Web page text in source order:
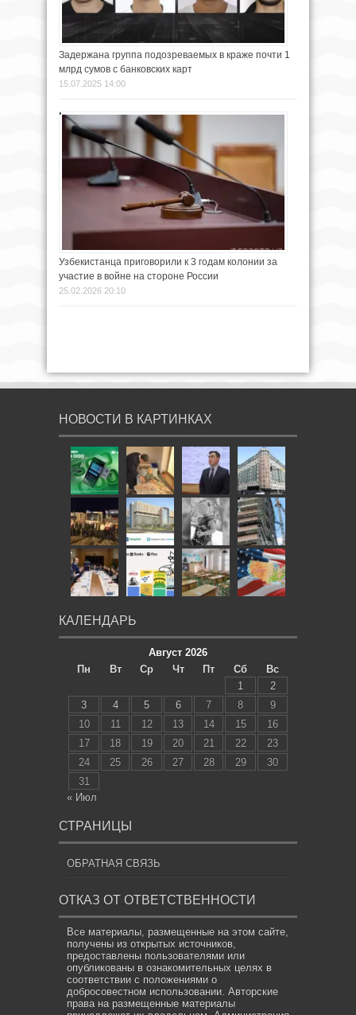
Задержана группа подозреваемых в краже почти 1
млрд сумов с банковских карт
15.07.2025 14:00
Узбекистанца приговорили к 3 годам колонии за
участие в войне на стороне России
25.02.2026 20:10
НОВОСТИ В КАРТИНКАХ
КАЛЕНДАРЬ
Август 2026
Пн
Вт Ср Чт Пт Сб
Вс
1
2
3
4 5 6 7 8
9
10
11 12 13 14 15
16
17
18 19 20 21 22
23
24
25 26 27 28 29
30
31
« Июл
СТРАНИЦЫ
ОБРАТНАЯ СВЯЗЬ
ОТКАЗ ОТ ОТВЕТСТВЕННОСТИ
Все материалы, размещенные на этом сайте,
получены из открытых источников,
предоставлены пользователями или
опубликованы в ознакомительных целях в
соответствии с положениями о
добросовестном использовании. Авторские
права на размещенные материалы